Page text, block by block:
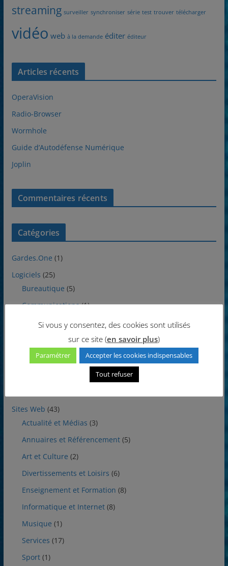
streaming surveiller synchroniser série test trouver télécharger
vidéo web à la demande éditer éditeur
Articles récents
OperaVision
Radio-Browser
Wormhole
Guide d’Autodéfense Numérique
Joplin
Commentaires récents
Catégories
Gardes.One (1)
Logiciels (25)
Bureautique (5)
Communications(1)
Divers(1)
Multimédia(8)
Sites Web (43)
Actualité et Médias (3)
Annuaires et Référencement(5)
Art et Culture (2)
Divertissements et Loisirs (6)
Enseignement et Formation (8)
Informatique et Internet(8)
Musique (1)
Services (17)
Sport(1)
Si vous y consentez, des cookies sont utilisés
sur ce site (en savoir plus)
Paramétrer Accepter les cookies indispensables
Tout refuser